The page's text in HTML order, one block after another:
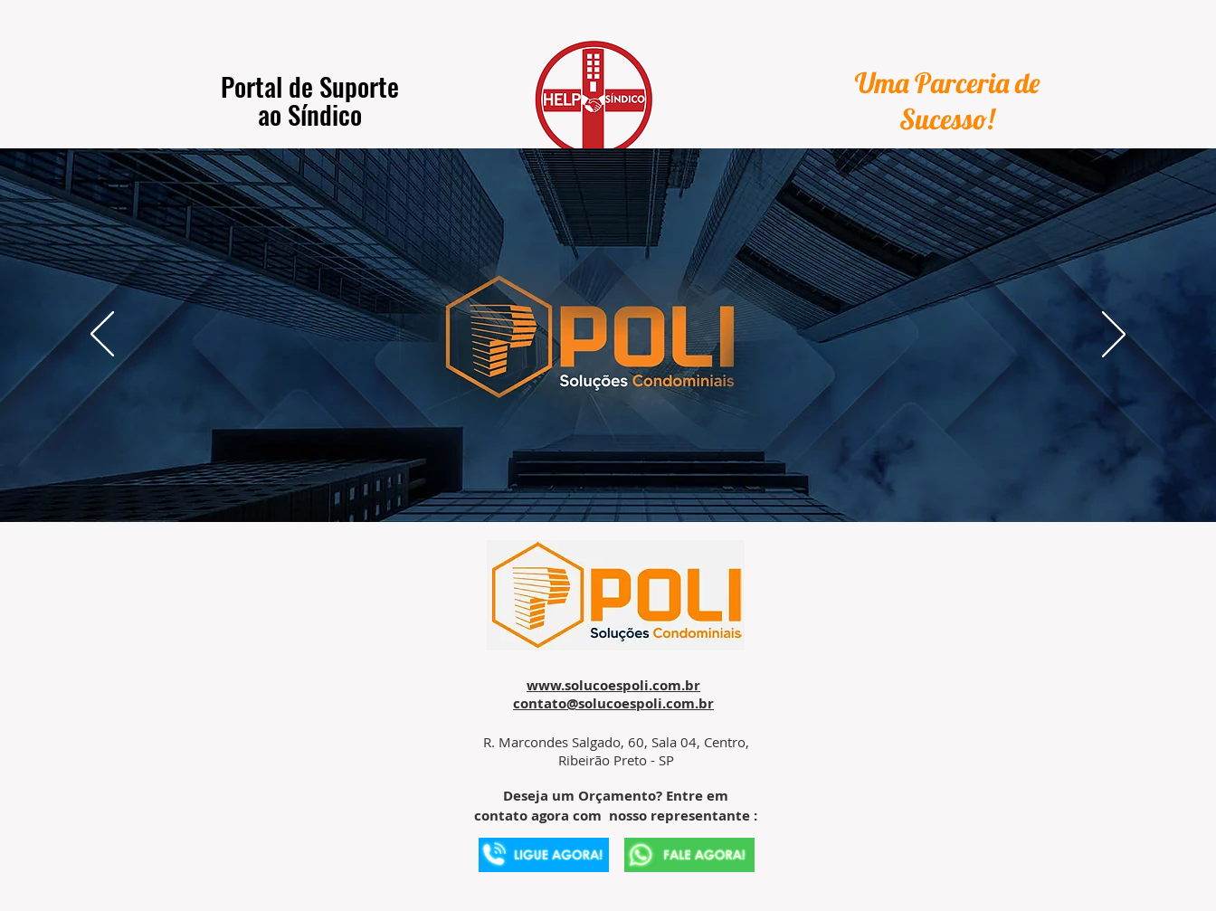
Portal de Suporte
ao Síndico
Soluções Condominiais
Uma Parceria de
Sucesso!
Paulo | Campinas | Ribeirão Preto
HOME A HELP SÍNDICO GUIA DE FORNECEDORES ÁREA DE ATENDIMENTO SEJA UM FRANQUEADO CONTATO
www.solucoespoli.com.br
contato@solucoespoli.com.br
R. Marcondes Salgado, 60, Sala 04, Centro,
Ribeirão Preto - SP
Deseja um Orçamento? Entre em
contato agora com nosso representante :